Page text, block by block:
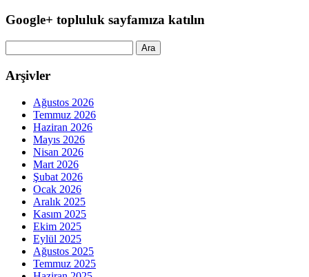
Google+ topluluk sayfamıza katılın
Arşivler
Ağustos 2026
Temmuz 2026
Haziran 2026
Mayıs 2026
Nisan 2026
Mart 2026
Şubat 2026
Ocak 2026
Aralık 2025
Kasım 2025
Ekim 2025
Eylül 2025
Ağustos 2025
Temmuz 2025